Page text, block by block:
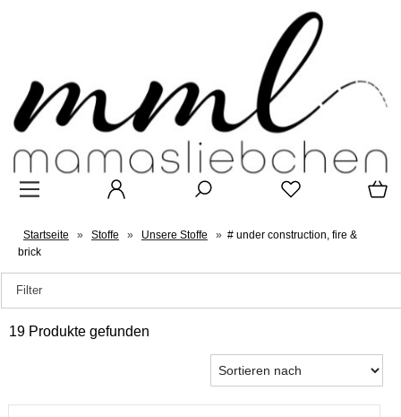
Startseite » Stoffe » Unsere Stoffe » # under construction, fire &
brick
Filter
19 Produkte gefunden